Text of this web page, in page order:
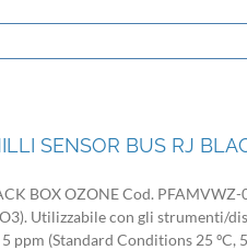
SENSOR BUS RJ
BOX OZONE Cod.
Utilizzabile con gli strumenti/
ppm (Standard Conditions 25 ºC,